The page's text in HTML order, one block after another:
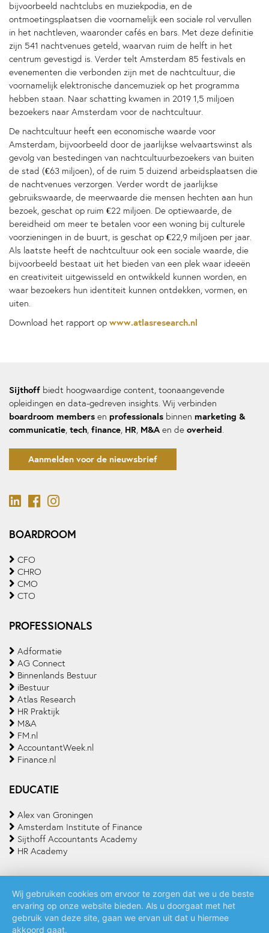
bijvoorbeeld nachtclubs en muziekpodia, en de
ontmoetingsplaatsen die voornamelijk een sociale rol vervullen
in het nachtleven, waaronder cafés en bars. Met deze definitie
zijn 541 nachtvenues geteld, waarvan ruim de helft in het
centrum gevestigd is. Verder telt Amsterdam 85 festivals en
evenementen die verbonden zijn met de nachtcultuur, die
voornamelijk elektronische dancemuziek op het programma
hebben staan. Naar schatting kwamen in 2019 1,5 miljoen
bezoekers naar Amsterdam voor de nachtcultuur.
De nachtcultuur heeft een economische waarde voor
Amsterdam, bijvoorbeeld door de jaarlijkse welvaartswinst als
gevolg van bestedingen van nachtcultuurbezoekers van buiten
de stad (€63 miljoen), of de ruim 5 duizend arbeidsplaatsen die
de nachtvenues verzorgen. Verder wordt de jaarlijkse
gebruikswaarde, de meerwaarde die mensen hechten aan hun
bezoek, geschat op ruim €22 miljoen. De optiewaarde, de
bereidheid om meer te betalen voor een woning bij culturele
voorzieningen in de buurt, is geschat op €22,9 miljoen per jaar.
Als laatste heeft de nachtcultuur ook een sociale waarde, die
bijvoorbeeld bestaat uit het bieden van een plek waar ideeën
en creativiteit uitgewisseld en ontwikkeld kunnen worden, en
waar bezoekers hun identiteit kunnen ontdekken, vormen, en
uiten.
Download het rapport op www.atlasresearch.nl
Sijthoff biedt hoogwaardige content, toonaangevende
opleidingen en data-gedreven insights. Wij verbinden
boardroom members en professionals binnen marketing &
communicatie, tech, finance, HR, M&A en de overheid.
Aanmelden voor de nieuwsbrief
BOARDROOM
CFO
CHRO
CMO
CTO
PROFESSIONALS
Adformatie
AG Connect
Binnenlands Bestuur
iBestuur
Atlas Research
HR Praktijk
M&A
FM.nl
AccountantWeek.nl
Finance.nl
EDUCATIE
Alex van Groningen
Amsterdam Institute of Finance
Sijthoff Accountants Academy
HR Academy
Algemene voorwaarden Privacy policy Cookie statement
Wij gebruiken cookies om ervoor te zorgen dat we u de beste
ervaring op onze website bieden. Als u doorgaat met het
gebruik van deze site, gaan we ervan uit dat u hiermee
akkoord gaat.